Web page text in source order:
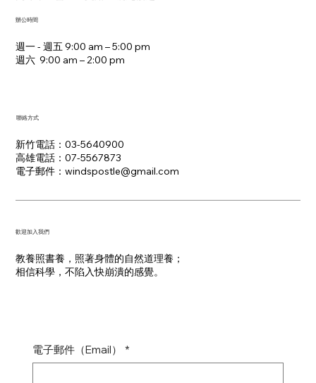
週一 - 週五 9:00 am – 5:00 pm
週六 9:00 am – 2:00 pm​
辦公時間
新竹電話：03-5640900
高雄電話：07-5567873
電子郵件：​windspostle@gmail.com
聯絡方式
​歡迎加入我們
教養照書養，照著身體的自然道理養；
​相信科學，不陷入快崩潰的感覺。
電子郵件（Email） *